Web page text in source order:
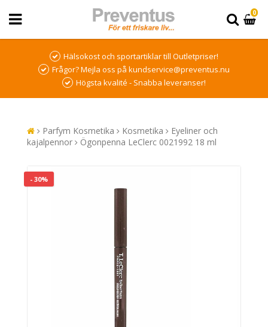
0
Hälsokost och sportartiklar till Outletpriser!
Frågor? Mejla oss på kundservice@preventus.nu
Högsta kvalité - Snabba leveranser!
Parfym Kosmetika Kosmetika
Eyeliner och
kajalpennor
Ögonpenna LeClerc 0021992 18 ml
- 30%